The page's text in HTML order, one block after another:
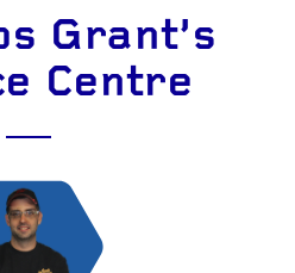
Grant's
Centre